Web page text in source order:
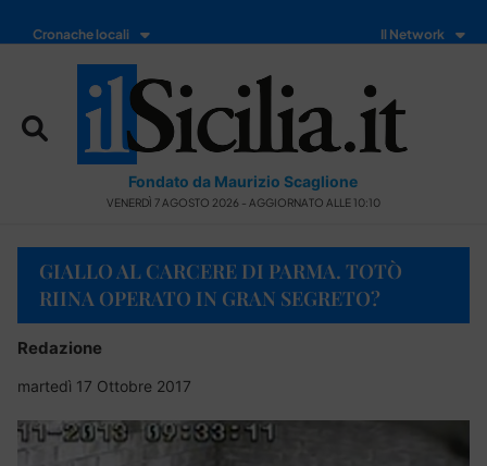
Cronache locali Il Network
Fondato da Maurizio Scaglione
VENERDÌ 7 AGOSTO 2026 - AGGIORNATO ALLE 10:10
GIALLO AL CARCERE DI PARMA. TOTÒ
RIINA OPERATO IN GRAN SEGRETO?
Redazione
martedì 17 Ottobre 2017